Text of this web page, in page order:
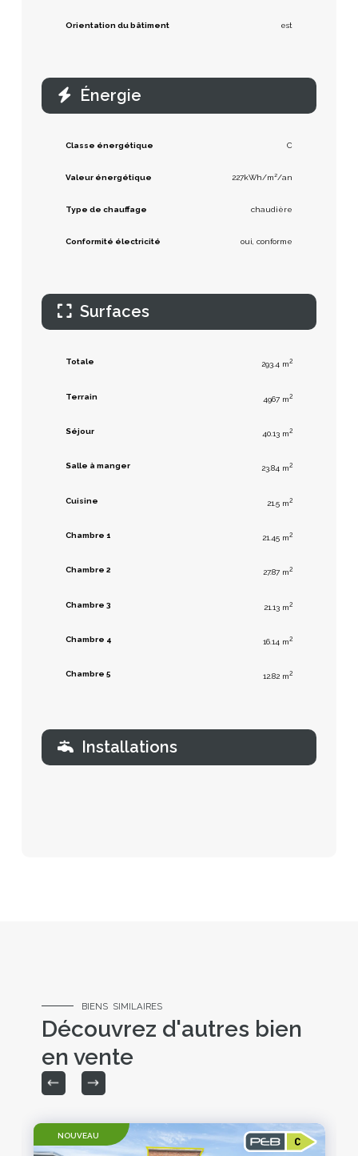
Orientation du bâtiment est
Énergie
Classe énergétique C
Valeur énergétique 227kWh/m²/an
Type de chauffage chaudière
Conformité électricité oui, conforme
Surfaces
Totale 293.4 m2
Terrain 4967 m2
Séjour 40.13 m2
Salle à manger 23.84 m2
Cuisine 21.5 m2
Chambre 1 21.45 m2
Chambre 2 27.87 m2
Chambre 3 21.13 m2
Chambre 4 16.14 m2
Chambre 5 12.82 m2
Installations
BIENS SIMILAIRES
Découvrez d'autres bien
en vente
NOUVEAU